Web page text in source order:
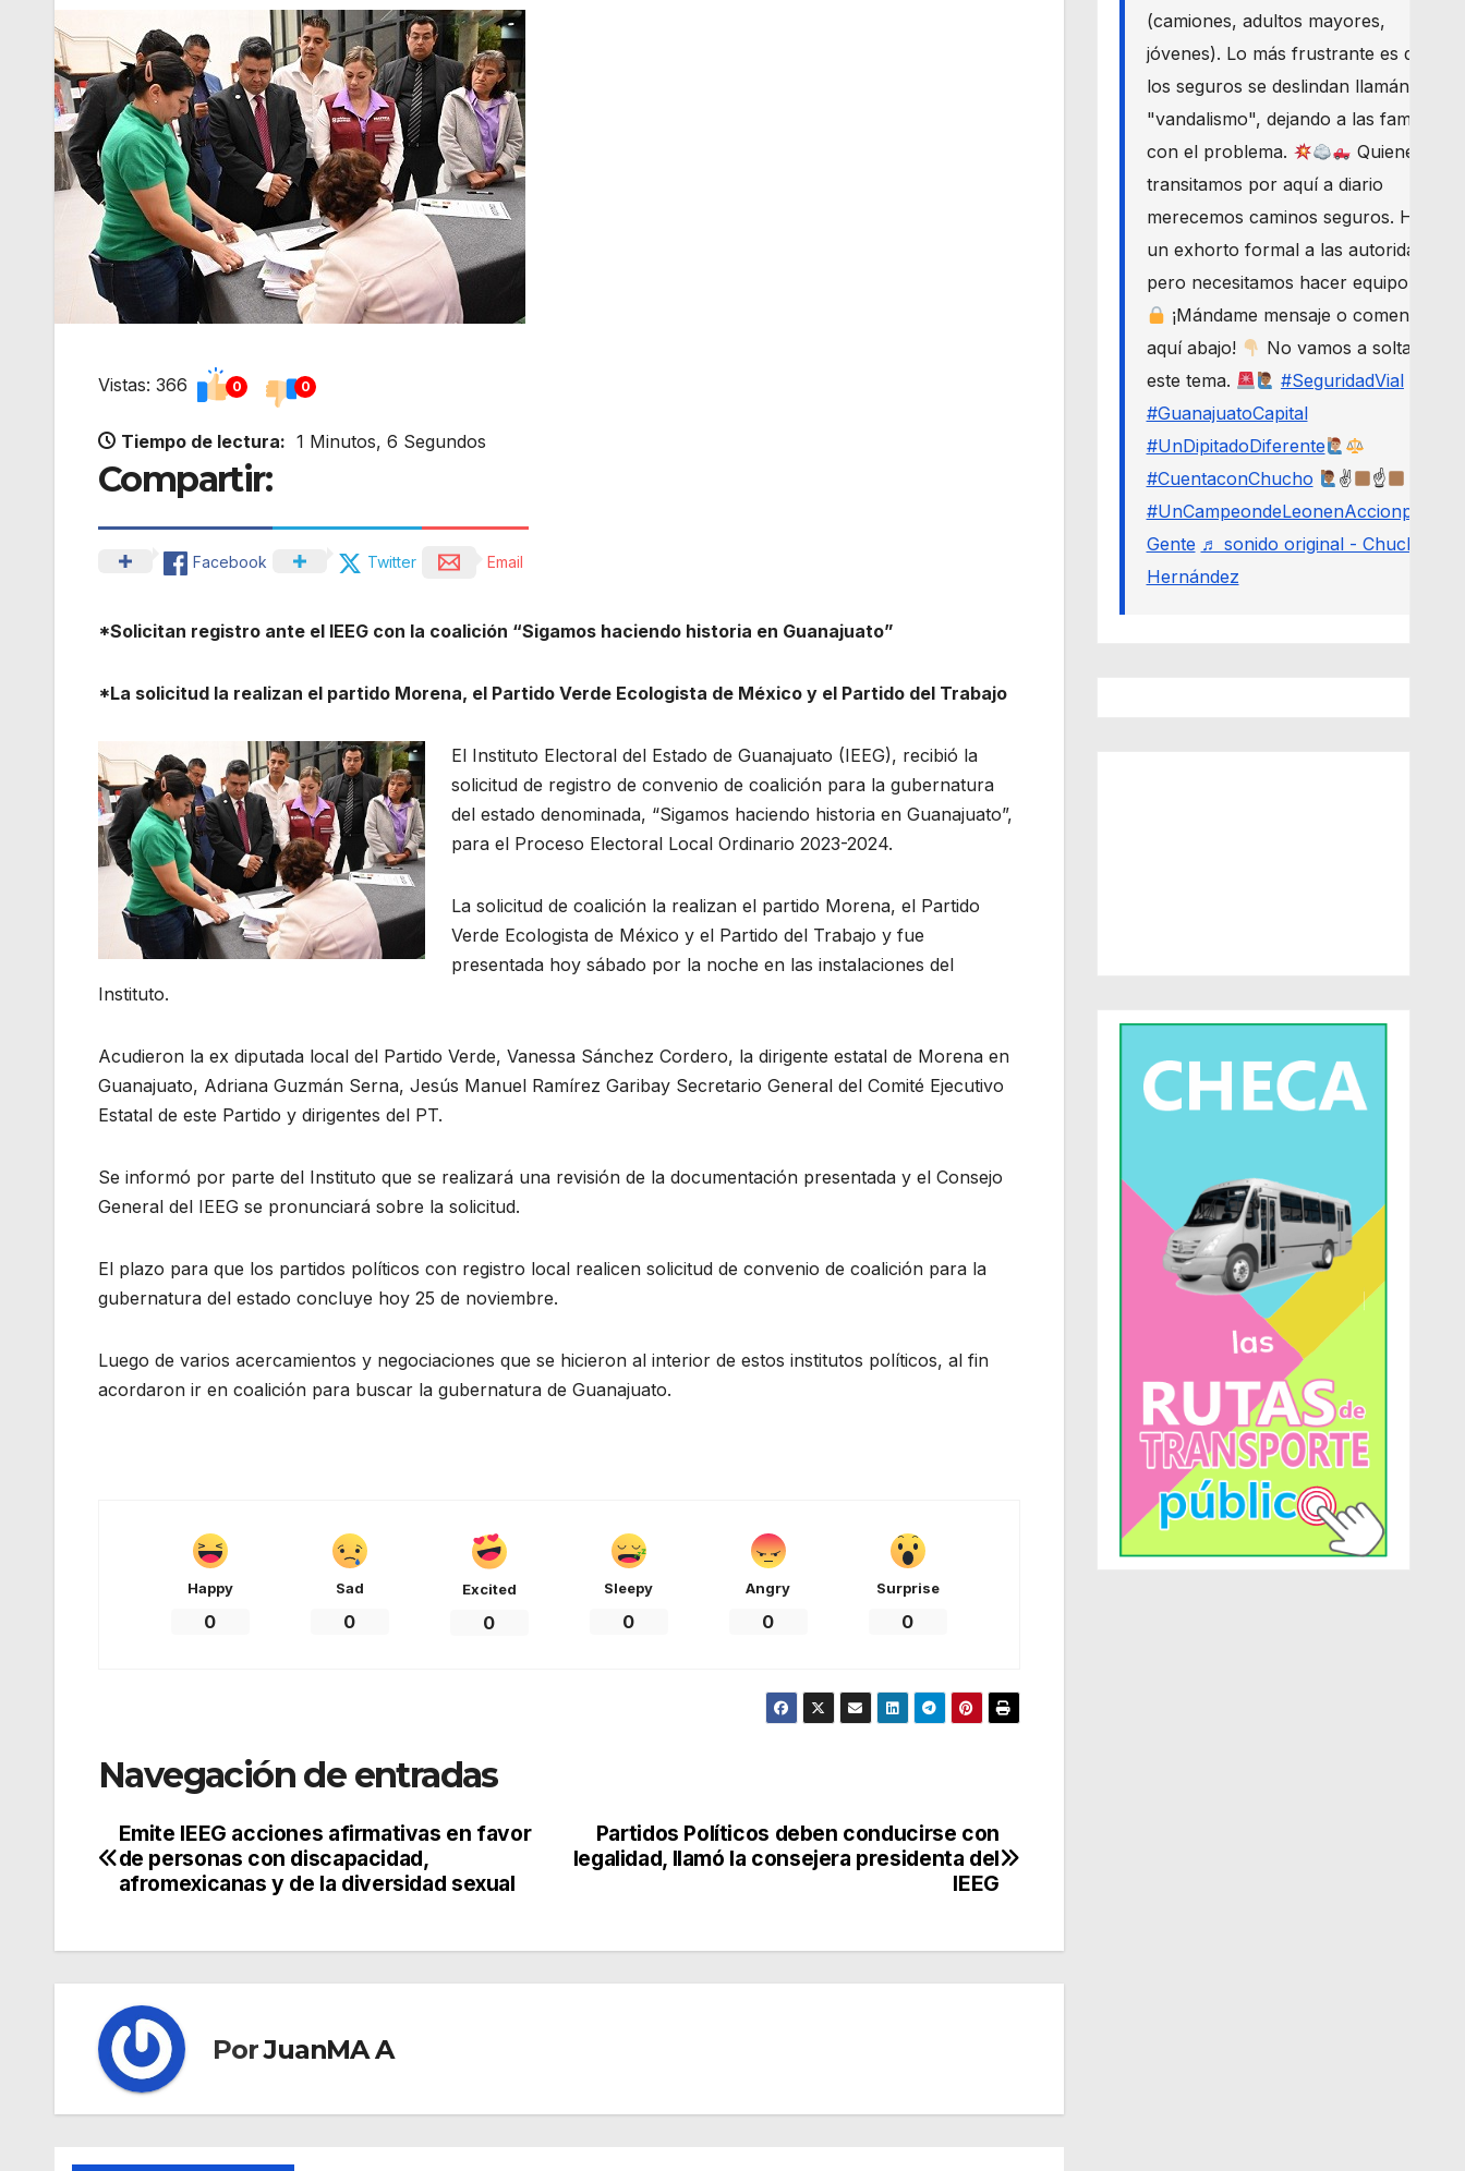
Vistas: 366 0 0
Tiempo de lectura: 1 Minutos, 6 Segundos
Compartir:
Facebook Twitter Email
*Solicitan registro ante el IEEG con la coalición “Sigamos haciendo historia en Guanajuato”
*La solicitud la realizan el partido Morena, el Partido Verde Ecologista de México y el Partido del Trabajo
El Instituto Electoral del Estado de Guanajuato (IEEG), recibió la
solicitud de registro de convenio de coalición para la gubernatura
del estado denominada, “Sigamos haciendo historia en Guanajuato”,
para el Proceso Electoral Local Ordinario 2023-2024.
La solicitud de coalición la realizan el partido Morena, el Partido
Verde Ecologista de México y el Partido del Trabajo y fue
presentada hoy sábado por la noche en las instalaciones del
Instituto.
Acudieron la ex diputada local del Partido Verde, Vanessa Sánchez Cordero, la dirigente estatal de Morena en
Guanajuato, Adriana Guzmán Serna, Jesús Manuel Ramírez Garibay Secretario General del Comité Ejecutivo
Estatal de este Partido y dirigentes del PT.
Se informó por parte del Instituto que se realizará una revisión de la documentación presentada y el Consejo
General del IEEG se pronunciará sobre la solicitud.
El plazo para que los partidos políticos con registro local realicen solicitud de convenio de coalición para la
gubernatura del estado concluye hoy 25 de noviembre.
Luego de varios acercamientos y negociaciones que se hicieron al interior de estos institutos políticos, al fin
acordaron ir en coalición para buscar la gubernatura de Guanajuato.
Happy
0
Sad
0
Excited
0
Sleepy
0
Angry
0
Surprise
0
Navegación de entradas
Partidos Políticos deben conducirse con
legalidad, llamó la consejera presidenta del
IEEG
Emite IEEG acciones afirmativas en favor
de personas con discapacidad,
afromexicanas y de la diversidad sexual
PorJuanMA A
(camiones, adultos mayores,
jóvenes). Lo más frustrante es que
los seguros se deslindan llamándolo
"vandalismo", dejando a las familias
con el problema.
Quienes
transitamos por aquí a diario
merecemos caminos seguros. Haré
un exhorto formal a las autoridades,
pero necesitamos hacer equipo.
¡Mándame mensaje o comenta
aquí abajo!
No vamos a soltar
este tema.
#SeguridadVial
#GuanajuatoCapital
#UnDipitadoDiferente
#CuentaconChucho
✌
☝
#UnCampeondeLeonenAccionporLa
Gente ♬ sonido original - Chucho
Hernández